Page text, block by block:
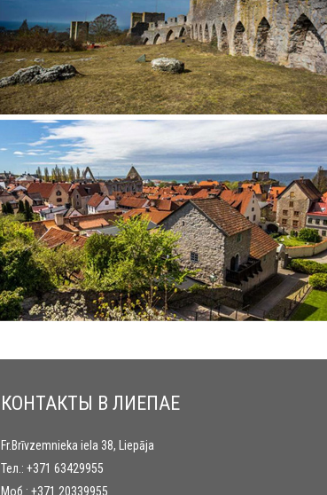
КОНТАКТЫ В ЛИЕПАЕ
Fr.Brīvzemnieka iela 38, Liepāja
Тел.: +371 63429955
Моб.: +371 20339955